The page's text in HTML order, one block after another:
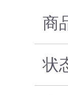
商
状